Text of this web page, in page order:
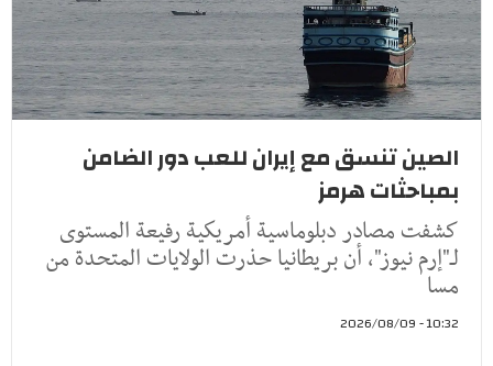
الصين تنسق مع إيران للعب دور الضامن
بمباحثات هرمز
كشفت مصادر دبلوماسية أمريكية رفيعة المستوى
لـ"إرم نيوز"، أن بريطانيا حذرت الولايات المتحدة من
مسا
10:32 - 2026/08/09